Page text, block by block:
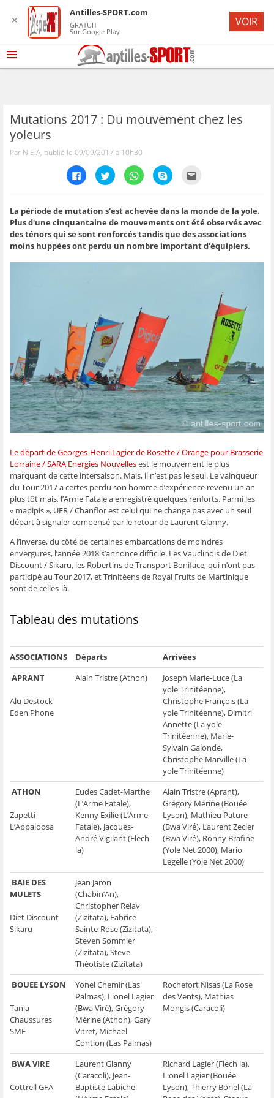
Mutations 2017 : Du mouvement chez les
yoleurs
Par N.E.A, publié le 09/09/2017 à 10h30
C
l
e
z
p
o
u
r
a
r
F
a
c
e
b
o
o
k
(
o
u
v
r
e
n
u
n
e
n
o
u
v
e
l
e
f
e
n
ê
t
C
l
e
z
p
o
u
r
a
u
r
T
w
i
t
e
r
(
o
u
v
r
e
d
s
n
e
n
o
u
v
e
f
e
n
ê
t
r
C
l
e
z
p
o
u
r
a
r
s
u
r
W
h
a
t
s
A
p
p
(
o
u
v
r
e
n
u
n
e
n
o
u
v
e
l
e
f
e
n
ê
t
C
l
e
z
p
o
u
r
p
a
s
u
e
(
o
u
v
r
e
d
a
n
n
n
o
u
v
e
l
l
e
n
ê
t
r
e
)
e
z
p
o
u
r
n
i
l
à
u
n
a
m
i
(
o
u
e
d
a
n
s
u
n
e
n
o
u
e
l
l
e
f
e
La période de mutation s'est achevée dans la monde de la yole.
Plus d'une cinquantaine de mouvements ont été observés avec
des ténors qui se sont renforcés tandis que des associations
moins huppées ont perdu un nombre important d'équipiers.
Le départ de Georges-Henri Lagier de Rosette / Orange pour Brasserie
Lorraine / SARA Energies Nouvellesest le mouvement le plus
marquant de cette intersaison. Mais, il n’est pas le seul. Le vainqueur
du Tour 2017 a certes perdu son homme d’expérience revenu un an
plus tôt mais, l’Arme Fatale a enregistré quelques renforts. Parmi les
« mapipis », UFR / Chanflor est celui qui ne change pas avec un seul
départ à signaler compensé par le retour de Laurent Glanny.
A l’inverse, du côté de certaines embarcations de moindres
envergures, l’année 2018 s’annonce difficile. Les Vauclinois de Diet
Discount / Sikaru, les Robertins de Transport Boniface, qui n’ont pas
participé au Tour 2017, et Trinitéens de Royal Fruits de Martinique
sont de celles-là.
Tableau des mutations
ASSOCIATIONS Départs
Arrivées
APRANT
Alu Destock
Eden Phone
Alain Tristre (Athon)
Joseph Marie-Luce (La
yole Trinitéenne),
Christophe François (La
yole Trinitéenne), Dimitri
Annette (La yole
Trinitéenne), Marie-
Sylvain Galonde,
Christophe Marville (La
yole Trinitéenne)
ATHON
Zapetti
L’Appaloosa
Eudes Cadet-Marthe
(L’Arme Fatale),
Kenny Exilie (L’Arme
Fatale), Jacques-
André Vigilant (Flech
la)
Alain Tristre (Aprant),
Grégory Mérine (Bouée
Lyson), Mathieu Pature
(Bwa Viré), Laurent Zecler
(Bwa Viré), Ronny Brafine
(Yole Net 2000), Mario
Legelle (Yole Net 2000)
BAIE DES
MULETS
Diet Discount
Sikaru
Jean Jaron
(Chabin’An),
Christopher Relav
(Zizitata), Fabrice
Sainte-Rose (Zizitata),
Steven Sommier
(Zizitata), Steve
Théotiste (Zizitata)
BOUEE LYSON
Tania
Chaussures
SME
Yonel Chemir (Las
Palmas), Lionel Lagier
(Bwa Viré), Grégory
Mérine (Athon), Gary
Vitret, Michael
Contion (Las Palmas)
Rochefort Nisas (La Rose
des Vents), Mathias
Mongis (Caracoli)
BWA VIRE
Cottrell GFA
Laurent Glanny
(Caracoli), Jean-
Baptiste Labiche
Richard Lagier (Flech la),
Lionel Lagier (Bouée
Lyson), Thierry Boriel (La
✕
Antilles-SPORT.com
GRATUIT
Sur Google Play
VOIR